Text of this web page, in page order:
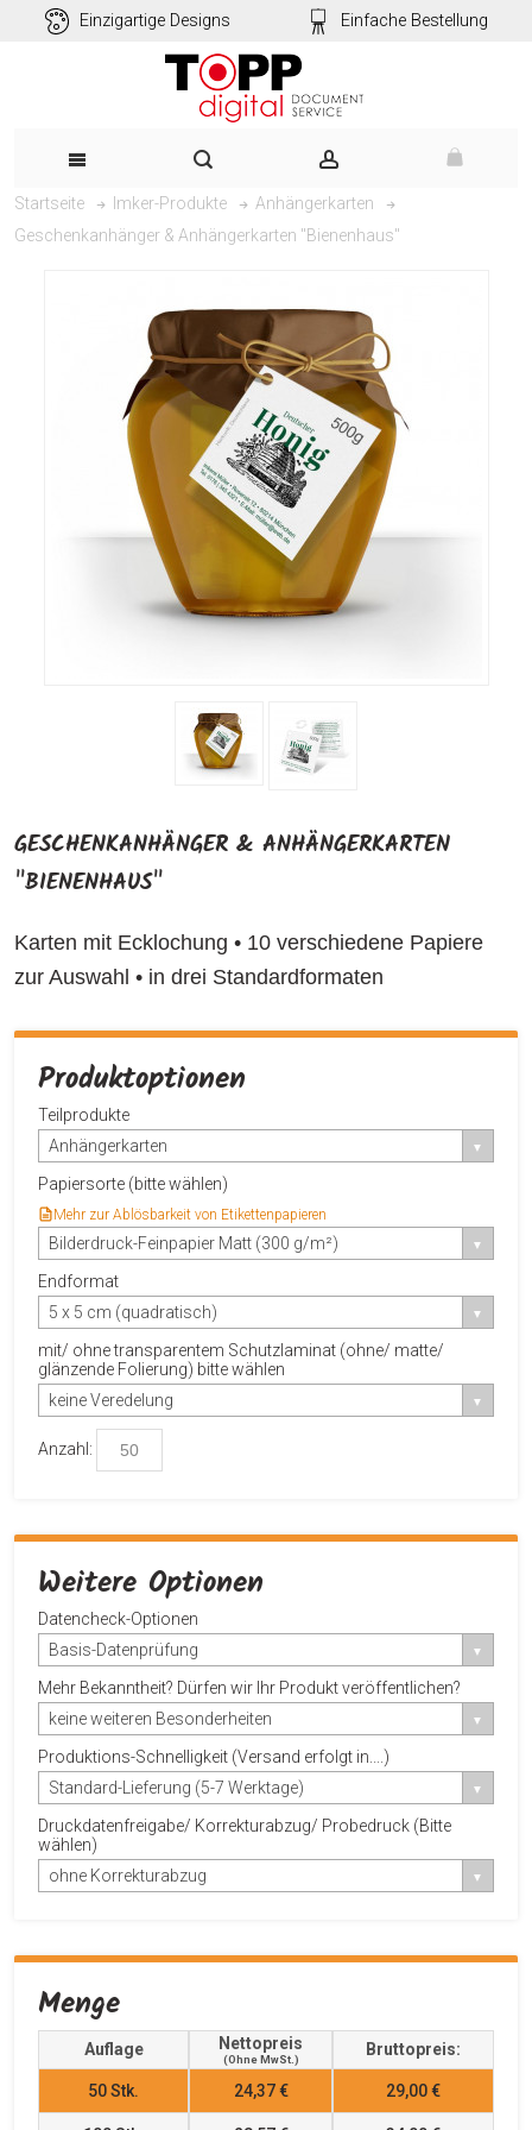
Einzigartige Designs Einfache Bestellung
Startseite Imker-Produkte
Anhängerkarten
Geschenkanhänger & Anhängerkarten "Bienenhaus"
GESCHENKANHÄNGER & ANHÄNGERKARTEN
"BIENENHAUS"
Karten mit Ecklochung • 10 verschiedene Papiere
zur Auswahl • in drei Standardformaten
Produktoptionen
Teilprodukte
Anhängerkarten
Papiersorte (bitte wählen)
Mehr zur Ablösbarkeit von Etikettenpapieren
Bilderdruck-Feinpapier Matt (300 g/m²)
Endformat
5 x 5 cm (quadratisch)
mit/ ohne transparentem Schutzlaminat (ohne/ matte/
glänzende Folierung) bitte wählen
keine Veredelung
Anzahl:
Weitere Optionen
Datencheck-Optionen
Basis-Datenprüfung
Mehr Bekanntheit? Dürfen wir Ihr Produkt veröffentlichen?
keine weiteren Besonderheiten
Produktions-Schnelligkeit (Versand erfolgt in....)
Standard-Lieferung (5-7 Werktage)
Druckdatenfreigabe/ Korrekturabzug/ Probedruck (Bitte
wählen)
ohne Korrekturabzug
Menge
Auflage Nettopreis
(ohne MwSt.)
Bruttopreis:
50Stk. 24,37 € 29,00 €